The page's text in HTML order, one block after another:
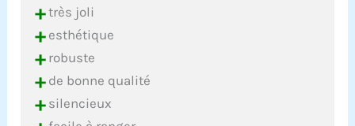
+très joli
+esthétique
+robuste
+de bonne qualité
+silencieux